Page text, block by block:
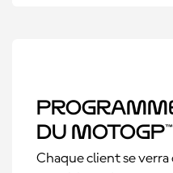
du MotoGP™
Chaque client se